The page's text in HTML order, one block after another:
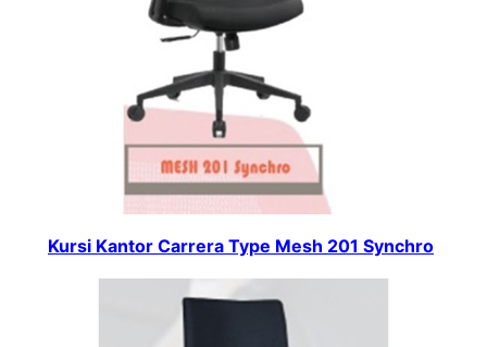
Kursi Kantor Carrera Type Mesh 201 Synchro